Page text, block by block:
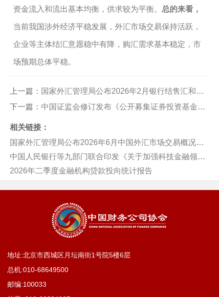
资金流入和流出基本均衡，供求较为平衡。 总的来看，
当前我国涉外经济平稳发展，外汇市场交易保持活跃，
企业等主体结汇意愿稳中有降，购汇需求基本稳定，市
场预期总体平稳。
上一篇： 国家外汇管理局公布2026年2月银行结售汇和银行代客涉外收付款数据
下一篇： 中国证监会修订发布《公开募集证券投资基金信息披露内容与格式准则第2号—定期报告的内容与格式》
相关链接：
国家外汇管理局公布2026年6月中国外汇市场交易概况数据
中国人民银行等九部门联合印发《关于加强科技金融领域数据开发利用的通知》
2026年二季度金融机构贷款投向统计报告
地址:北京市西城区月坛南街1号院5楼6层
总机:010-68649500
邮编:100033